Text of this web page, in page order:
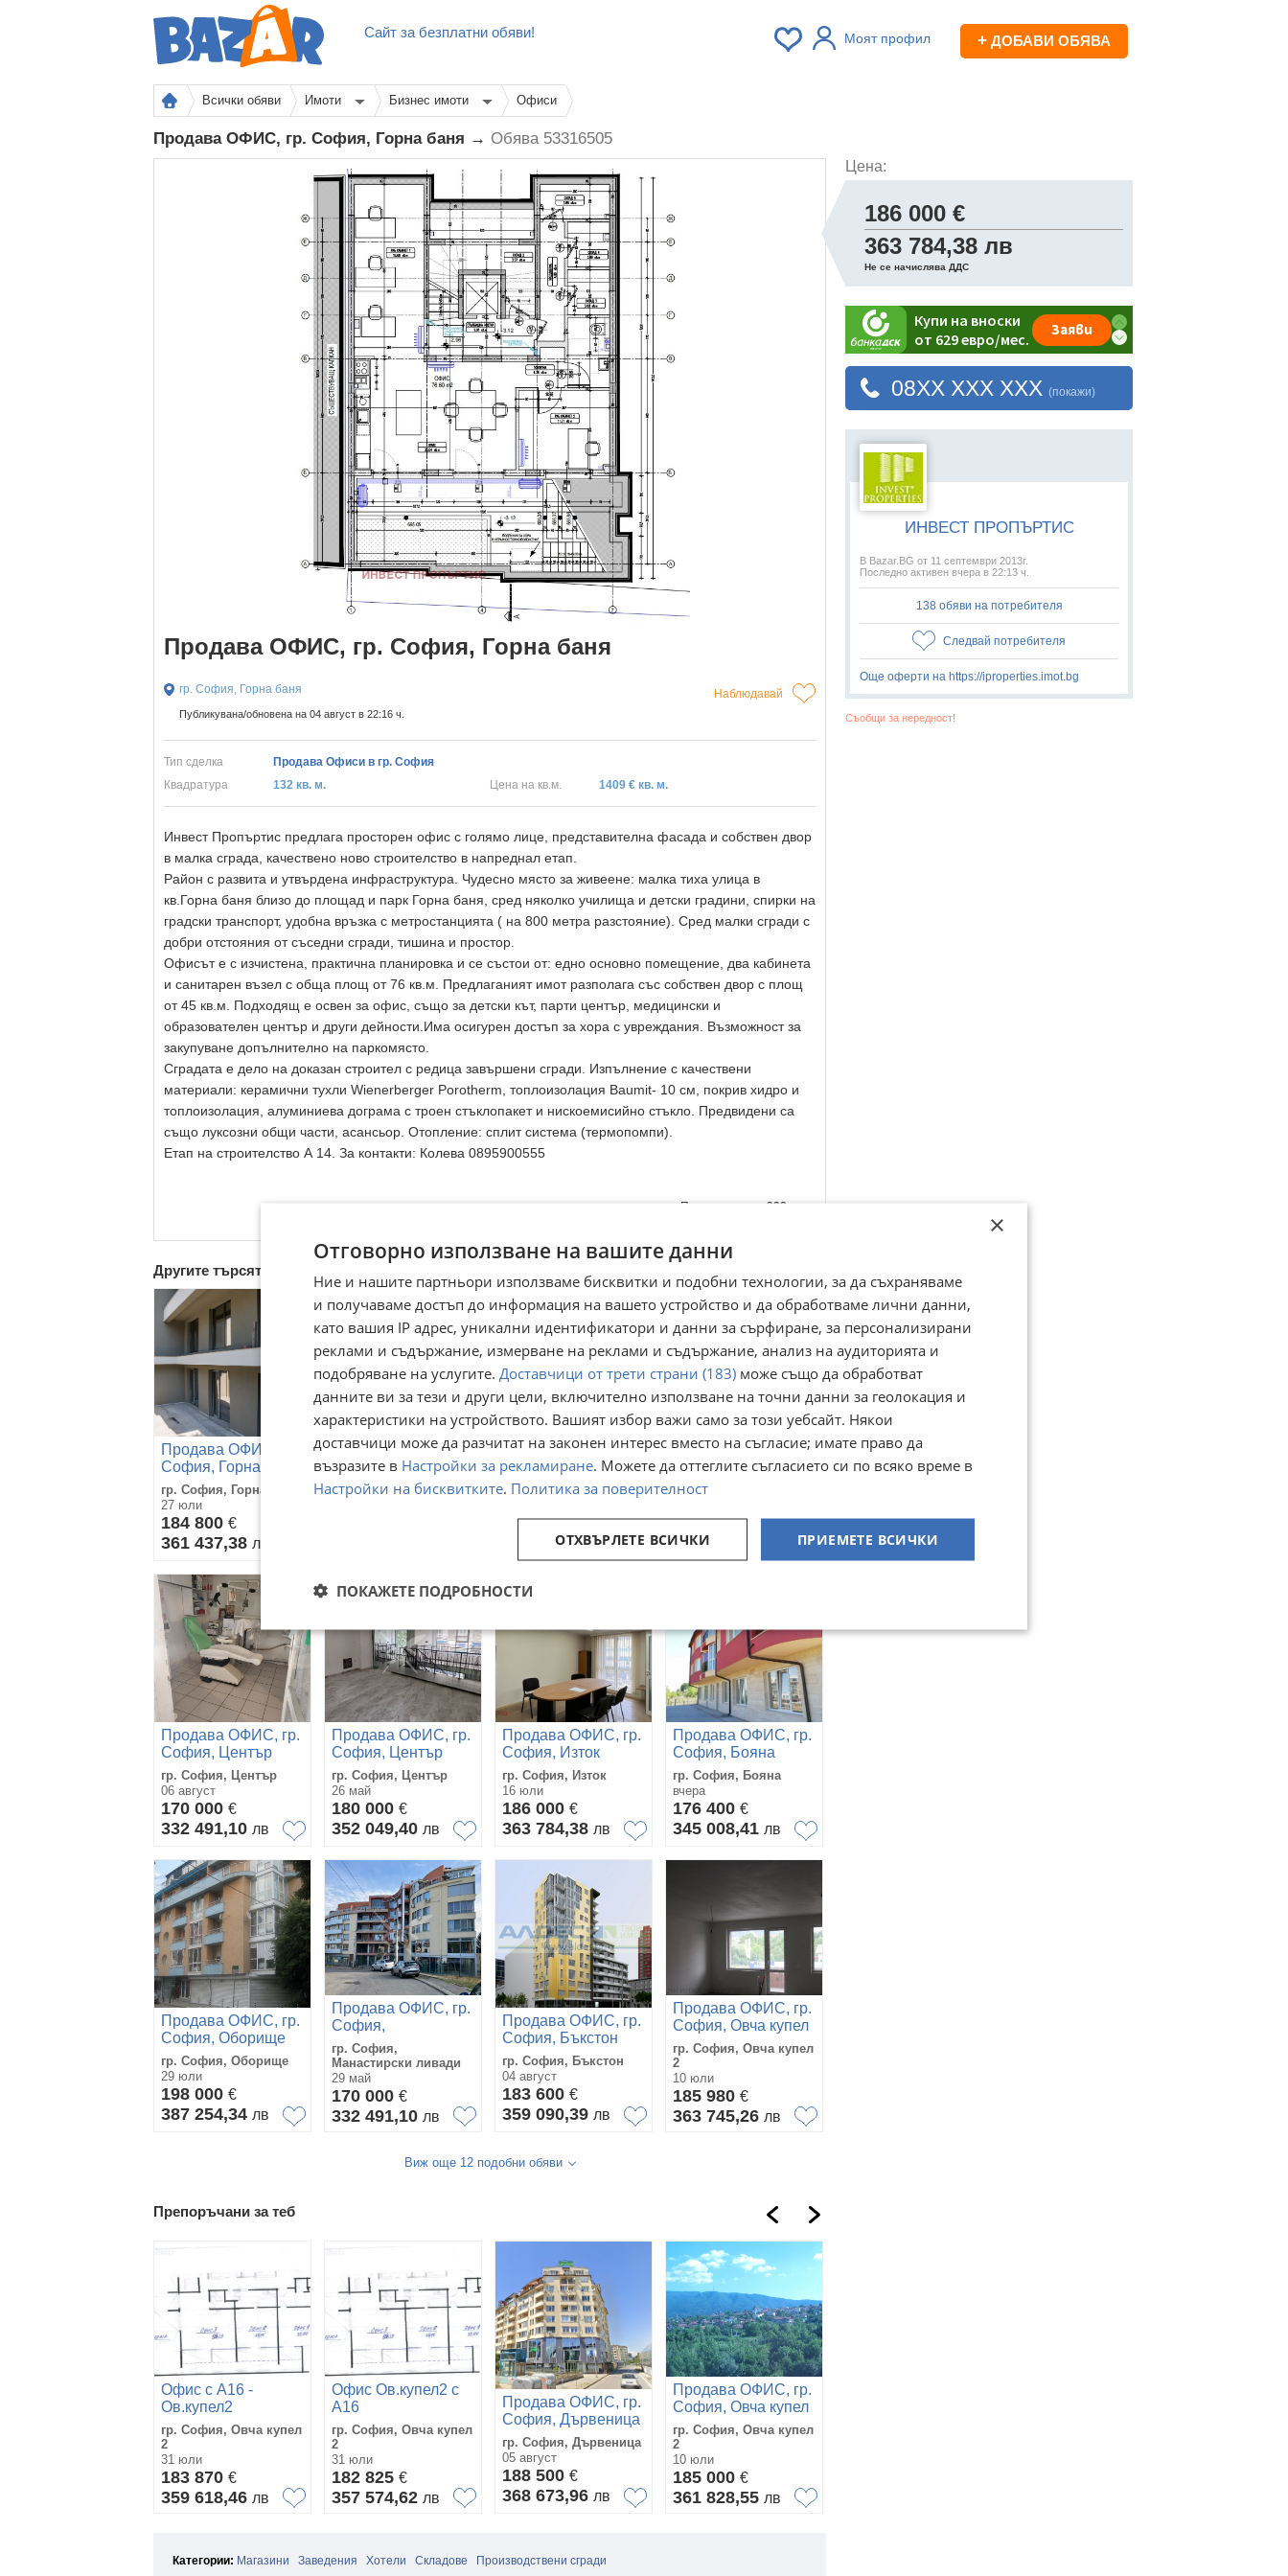
Сайт за безплатни обяви! Моят профил + ДОБАВИ ОБЯВА
Всички обяви Имоти Бизнес имоти Офиси
Продава ОФИС, гр. София, Горна баня → Обява 53316505
Продава ОФИС, гр. София, Горна баня
гр. София, Горна баня Наблюдавай
Публикувана/обновена на 04 август в 22:16 ч.
Тип сделка
Продава Офиси в гр. София
Квадратура
132 кв. м. Цена на кв.м. 1409 € кв. м.
Инвест Пропъртис предлага просторен офис с голямо лице, представителна фасада и собствен двор
в малка сграда, качествено ново строителство в напреднал етап.
Район с развита и утвърдена инфраструктура. Чудесно място за живеене: малка тиха улица в
кв.Горна баня близо до площад и парк Горна баня, сред няколко училища и детски градини, спирки на
градски транспорт, удобна връзка с метростанцията ( на 800 метра разстояние). Сред малки сгради с
добри отстояния от съседни сгради, тишина и простор.
Офисът е с изчистена, практична планировка и се състои от: едно основно помещение, два кабинета
и санитарен възел с обща площ от 76 кв.м. Предлаганият имот разполага със собствен двор с площ
от 45 кв.м. Подходящ е освен за офис, също за детски кът, парти център, медицински и
образователен център и други дейности.Има осигурен достъп за хора с увреждания. Възможност за
закупуване допълнително на паркомясто.
Сградата е дело на доказан строител с редица завършени сгради. Изпълнение с качествени
материали: керамични тухли Wienerberger Porotherm, топлоизолация Baumit- 10 см, покрив хидро и
топлоизолация, алуминиева дограма с троен стъклопакет и нискоемисийно стъкло. Предвидени са
също луксозни общи части, асансьор. Отопление: сплит система (термопомпи).
Етап на строителство А 14. За контакти: Колева 0895900555
Преглеждания: 333
Другите търсят също
Продава ОФИС, гр.
София, Горна баня
гр. София, Горна баня
27 юли
184 800 €
361 437,38 лв
Продава ОФИС, гр.
София, Горна баня
гр. София, Горна баня
Продава ОФИС, гр.
София, Център
гр. София, Център
188 000€
367 696,04лв
Продава ОФИС, гр.
София, Център
гр. София, Център
199 500€
390 188,09
Продава ОФИС, гр.
София, Център
гр. София, Център
06 август
170 000 €
332 491,10 лв
Продава ОФИС, гр.
София, Център
гр. София, Център
26 май
180 000 €
352 049,40 лв
Продава ОФИС, гр.
София, Изток
гр. София, Изток
16 юли
186 000 €
363 784,38 лв
Продава ОФИС, гр.
София, Бояна
гр. София, Бояна
вчера
176 400 €
345 008,41 лв
Продава ОФИС, гр.
София, Оборище
гр. София, Оборище
29 юли
198 000 €
387 254,34 лв
Продава ОФИС, гр.
София,
Манастирски
ливади
гр. София,
Манастирски ливади
29 май
170 000 €
332 491,10 лв
Продава ОФИС, гр.
София, Бъкстон
гр. София, Бъкстон
04 август
183 600 €
359 090,39 лв
Продава ОФИС, гр.
София, Овча купел
2
гр. София, Овча купел
2
10 юли
185 980 €
363 745,26 лв
Виж още 12 подобни обяви
Препоръчани за теб
Офис с А16 -
Ов.купел2
гр. София, Овча купел
2
31 юли
183 870 €
359 618,46 лв
Офис Ов.купел2 с
А16
гр. София, Овча купел
2
31 юли
182 825 €
357 574,62 лв
Продава ОФИС, гр.
София, Дървеница
гр. София, Дървеница
05 август
188 500 €
368 673,96 лв
Продава ОФИС, гр.
София, Овча купел
2
гр. София, Овча купел
2
10 юли
185 000 €
361 828,55 лв
Категории: Магазини Заведения Хотели Складове Производствени сгради
Цена:
186 000 €
363 784,38 лв
Не се начислява ДДС
08XX XXX XXX (покажи)
ИНВЕСТ ПРОПЪРТИС
В Bazar.BG от 11 септември 2013г.
Последно активен вчера в 22:13 ч.
138 обяви на потребителя
Следвай потребителя
Още оферти на https://iproperties.imot.bg
Съобщи за нередност!
×
Отговорно използване на вашите данни
Ние и нашите партньори използваме бисквитки и подобни технологии, за да съхраняваме
и получаваме достъп до информация на вашето устройство и да обработваме лични данни,
като вашия IP адрес, уникални идентификатори и данни за сърфиране, за персонализирани
реклами и съдържание, измерване на реклами и съдържание, анализ на аудиторията и
подобряване на услугите. Доставчици от трети страни (183) може също да обработват
данните ви за тези и други цели, включително използване на точни данни за геолокация и
характеристики на устройството. Вашият избор важи само за този уебсайт. Някои
доставчици може да разчитат на законен интерес вместо на съгласие; имате право да
възразите в Настройки за рекламиране. Можете да оттеглите съгласието си по всяко време в
Настройки на бисквитките. Политика за поверителност
ПРИЕМЕТЕ ВСИЧКИ
ОТХВЪРЛЕТЕ ВСИЧКИ
ПОКАЖЕТЕ ПОДРОБНОСТИ